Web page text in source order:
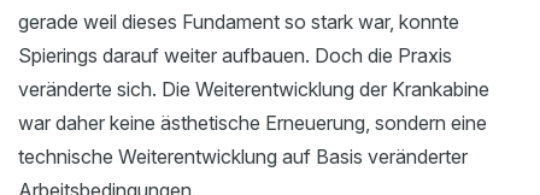
gerade weil dieses Fundament so stark war, konnte
Spierings darauf weiter aufbauen. Doch die Praxis
veränderte sich. Die Weiterentwicklung der Krankabine
war daher keine ästhetische Erneuerung, sondern eine
technische Weiterentwicklung auf Basis veränderter
Arbeitsbedingungen.